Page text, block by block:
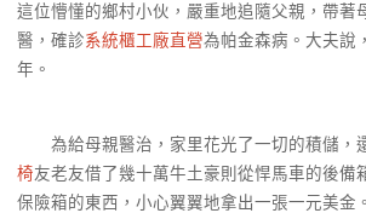
這位懵懂的鄉村小伙，嚴重地追隨父親，帶著
醫，確診系統櫃工廠直營為帕金森病。大夫說
年。
為給母親醫治，家里花光了一切的積儲，
椅友老友借了幾十萬牛土豪則從悍馬車的後備
保險箱的東西，小心翼翼地拿出一張一元美金